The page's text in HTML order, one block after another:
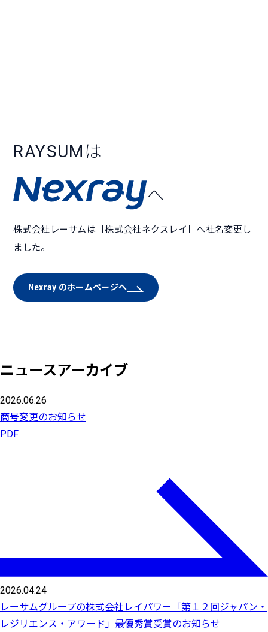
RAYSUM は
へ
株式会社レーサムは［株式会社ネクスレイ］へ社名変更し
ました。
Nexray のホームページへ
ニュースアーカイブ
2026.06.26
商号変更のお知らせ
PDF
2026.04.24
レーサムグループの株式会社レイパワー「第１２回ジャパン・
レジリエンス・アワード」最優秀賞受賞のお知らせ